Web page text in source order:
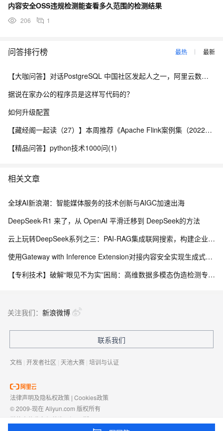
内容安全OSS违规检测能查看多久范围的检测结果
206 1
问答排行榜 最热 最新
【大咖问答】对话PostgreSQL 中国社区发起人之一，阿里云数据库高级专家 德哥
据说在家办公的程序员是这样写代码的？
如何升级配置
【藏经阁一起读（27）】本周推荐《Apache Flink案例集（2022版）》，你有哪些心得？
【精品问答】python技术1000问(1)
相关文章
全球AI新浪潮：智能媒体服务的技术创新与AIGC加速出海
DeepSeek-R1 来了，从 OpenAI 平滑迁移到 DeepSeek的方法
云上玩转DeepSeek系列之三：PAI-RAG集成联网搜索，构建企业级智能助手
使用Gateway with Inference Extension对接内容安全实现生成式AI内容审查
【专利技术】破解“眼见不为实”困局：高维数据多模态伪造检测专利落地，筑牢数字内容安全防线（第3期）
关注我们： 新浪微博
联系我们
文档 | 开发者社区 | 天池大赛 | 培训与认证
法律声明及隐私权政策 | Cookies政策
© 2009-现在 Aliyun.com 版权所有
增值电信业务经营许可证： 浙B2-20080101